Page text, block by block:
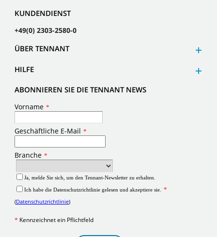
KUNDENDIENST
+49(0) 2303-2580-0
ÜBER TENNANT
HILFE
ABONNIEREN SIE DIE TENNANT NEWS